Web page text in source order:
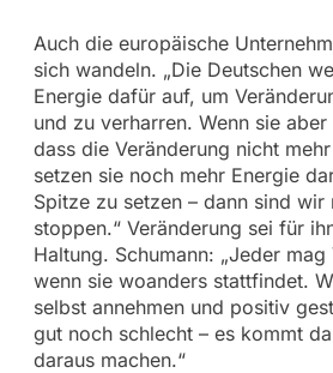
Auch die europäische
sich wandeln. „Die Deutschen
Energie dafür auf, um
und zu verharren. Wenn sie
dass die Veränderung nicht
setzen sie noch mehr Energie
Spitze zu setzen – dann sind wir
stoppen.“ Veränderung sei für
Haltung. Schumann: „Jeder mag
wenn sie woanders stattfindet.
selbst annehmen und positiv
gut noch schlecht – es kommt
daraus machen.“